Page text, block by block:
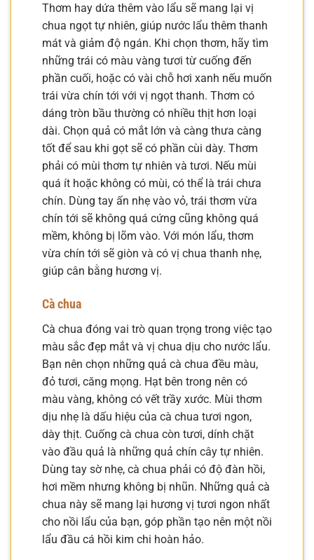
Thơm hay dứa thêm vào lẩu sẽ mang lại vị
chua ngọt tự nhiên, giúp nước lẩu thêm thanh
mát và giảm độ ngán. Khi chọn thơm, hãy tìm
những trái có màu vàng tươi từ cuống đến
phần cuối, hoặc có vài chỗ hơi xanh nếu muốn
trái vừa chín tới với vị ngọt thanh. Thơm có
dáng tròn bầu thường có nhiều thịt hơn loại
dài. Chọn quả có mắt lớn và càng thưa càng
tốt để sau khi gọt sẽ có phần cùi dày. Thơm
phải có mùi thơm tự nhiên và tươi. Nếu mùi
quá ít hoặc không có mùi, có thể là trái chưa
chín. Dùng tay ấn nhẹ vào vỏ, trái thơm vừa
chín tới sẽ không quá cứng cũng không quá
mềm, không bị lõm vào. Với món lẩu, thơm
vừa chín tới sẽ giòn và có vị chua thanh nhẹ,
giúp cân bằng hương vị.
Cà chua
Cà chua đóng vai trò quan trọng trong việc tạo
màu sắc đẹp mắt và vị chua dịu cho nước lẩu.
Bạn nên chọn những quả cà chua đều màu,
đỏ tươi, căng mọng. Hạt bên trong nên có
màu vàng, không có vết trầy xước. Mùi thơm
dịu nhẹ là dấu hiệu của cà chua tươi ngon,
dày thịt. Cuống cà chua còn tươi, dính chặt
vào đầu quả là những quả chín cây tự nhiên.
Dùng tay sờ nhẹ, cà chua phải có độ đàn hồi,
hơi mềm nhưng không bị nhũn. Những quả cà
chua này sẽ mang lại hương vị tươi ngon nhất
cho nồi lẩu của bạn, góp phần tạo nên một nồi
lẩu đầu cá hồi kim chi hoàn hảo.